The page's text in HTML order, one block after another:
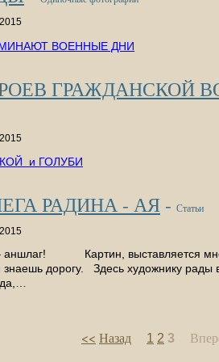
ГРАЖДАНСКОЙ
РАДИНА - АЯ - Статьи
– аншлаг! Картин, выставляется
дорогу. Здесь художнику рады
<< Назад 1 2 3